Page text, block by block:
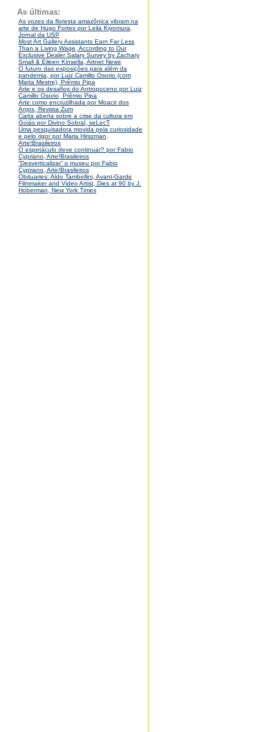
As últimas:
As vozes da floresta amazônica vibram na
arte de Hugo Fortes por Leila Kiyomura,
Jornal da USP
Most Art Gallery Assistants Earn Far Less
Than a Living Wage, According to Our
Exclusive Dealer Salary Survey by Zachary
Small & Eileen Kinsella, Artnet News
O futuro das exposições para além da
pandemia, por Luiz Camillo Osorio (com
Marta Mestre), Prêmio Pipa
Arte e os desafios do Antropoceno por Luiz
Camillo Osorio, Prêmio Pipa
Arte como encruzilhada por Moacir dos
Anjos, Revista Zum
Carta aberta sobre a crise da cultura em
Goiás por Divino Sobral, seLecT
Uma pesquisadora movida pela curiosidade
e pelo rigor por Maria Hirszman,
Arte!Brasileiros
O espetáculo deve continuar? por Fabio
Cypriano, Arte!Brasileiros
“Desverticalizar” o museu por Fabio
Cypriano, Arte!Brasileiros
Obituaries: Aldo Tambellini, Avant-Garde
Filmmaker and Video Artist, Dies at 90 by J.
Hoberman, New York Times